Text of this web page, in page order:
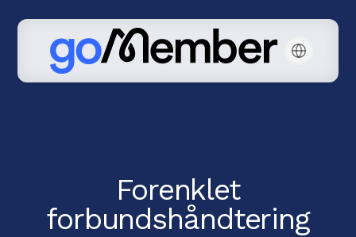
Forenklet
forbundshåndtering